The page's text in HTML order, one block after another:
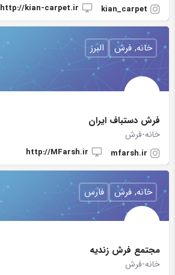
kian_carpet
http://kian-carpet.ir
فرش دستباف ایران
خانه-فرش
mfarsh.ir
http://MFarsh.ir
خانه, فرش البرز
مجتمع فرش زنديه
خانه-فرش
خانه, فرش فارس